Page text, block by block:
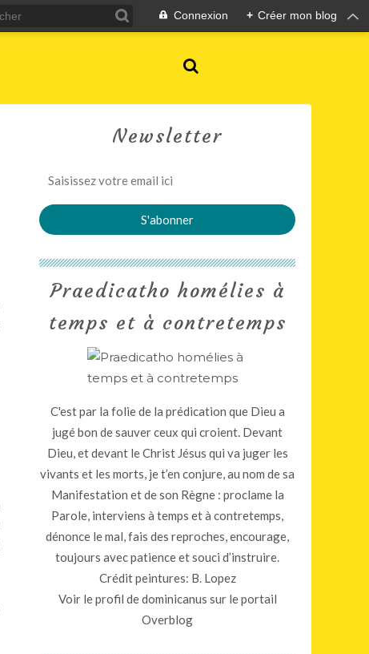
Connexion + Créer mon blog
Newsletter
Praedicatho homélies à
temps et à contretemps
C'est par la folie de la prédication que Dieu a
jugé bon de sauver ceux qui croient. Devant
Dieu, et devant le Christ Jésus qui va juger les
vivants et les morts, je t’en conjure, au nom de sa
Manifestation et de son Règne : proclame la
Parole, interviens à temps et à contretemps,
dénonce le mal, fais des reproches, encourage,
toujours avec patience et souci d’instruire.
Crédit peintures: B. Lopez
Voir le profil dedominicanus sur le portail
Overblog